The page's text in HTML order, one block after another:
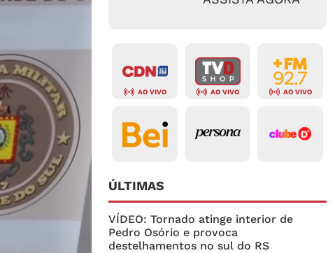
AO VIVO AO VIVO AO VIVO
ÚLTIMAS
VÍDEO: Tornado atinge interior de
Pedro Osório e provoca
destelhamentos no sul do RS